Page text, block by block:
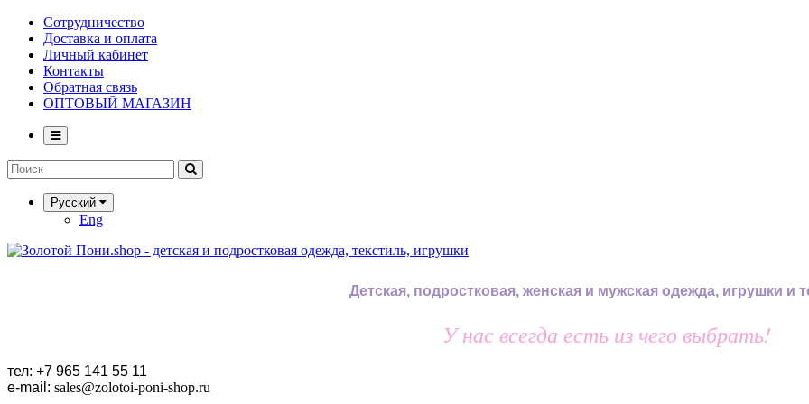
Сотрудничество
Доставка и оплата
Личный кабинет
Контакты
Обратная связь
ОПТОВЫЙ МАГАЗИН
Русский
Eng
Детская, подростковая, женская и мужская одежда, игрушки и
У нас всегда есть из чего выбрать!
тел: +7 965 141 55 11
e-mail: sales@zolotoi-poni-shop.ru